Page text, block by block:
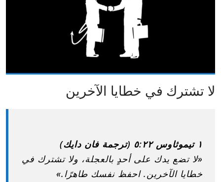
لا تشترك في خطايا الآخرين
١ تيموثاوس ٥:٢٢ (ترجمة فان دايك)
«لا تضع يدك على أحدٍ بالعجلة، ولا تشترك في
خطايا الآخرين. احفظ نفسك طاهرًا.»